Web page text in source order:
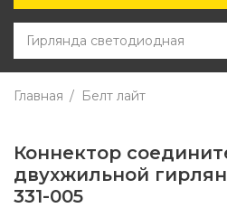
Главная Белт лайт
Коннектор
двухжильной
331-005